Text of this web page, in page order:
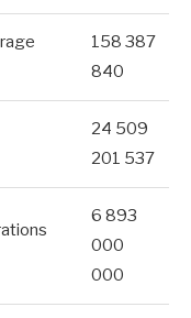
158 387
840
24 509
201 537
6 893
000
000